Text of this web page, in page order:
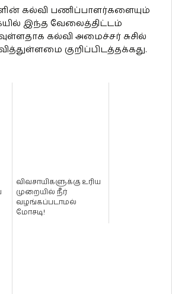
கல்வி பணிப்பாளர்களையும்
இந்த வேலைத்திட்டம்
கல்வி அமைச்சர் சுசில்
குறிப்பிடத்தக்கது.
விவசாயிகளுக்கு உரிய
முறையில் நீர்
வழங்கப்படாமல்
மோசடி!